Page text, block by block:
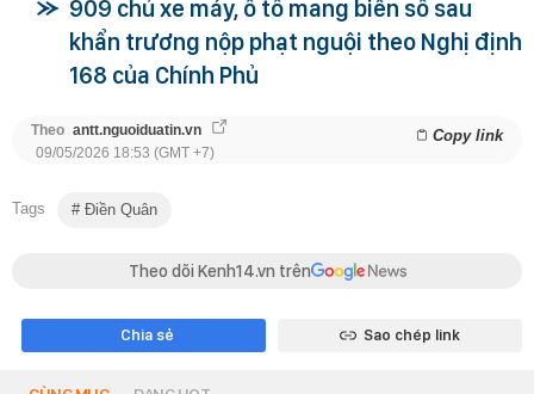
909 chủ xe máy, ô tô mang biển số sau
khẩn trương nộp phạt nguội theo Nghị định
168 của Chính Phủ
Theo antt.nguoiduatin.vn Copy link
09/05/2026 18:53 (GMT +7)
Tags Điền Quân
Theo dõi Kenh14.vn trên
Chia sẻ Sao chép link